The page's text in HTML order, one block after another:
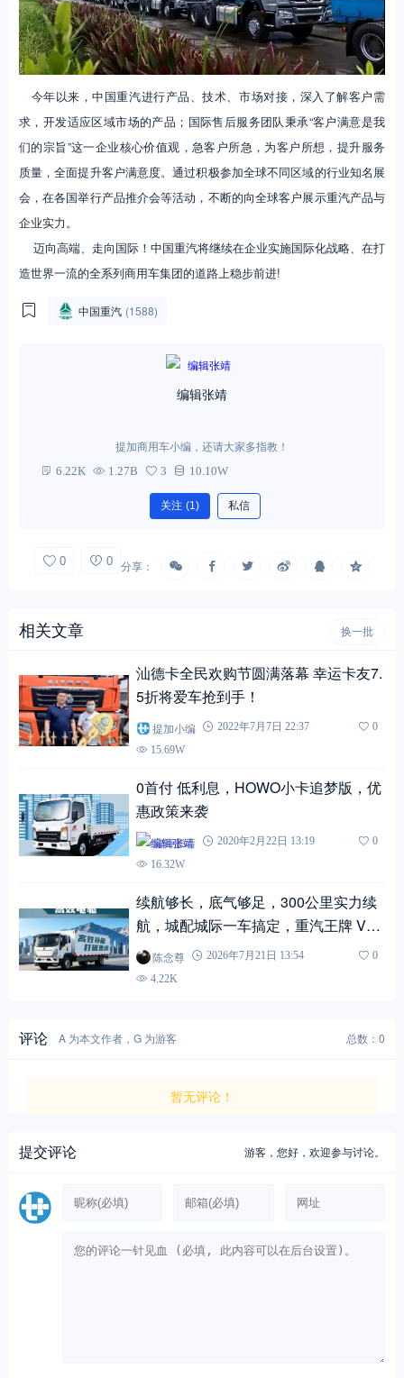
今年以来，中国重汽进行产品、技术、市场对接，深入了解客户需
求，开发适应区域市场的产品；国际售后服务团队秉承“客户满意是我
们的宗旨”这一企业核心价值观，急客户所急，为客户所想，提升服务
质量，全面提升客户满意度。通过积极参加全球不同区域的行业知名展
会，在各国举行产品推介会等活动，不断的向全球客户展示重汽产品与
企业实力。
迈向高端、走向国际！中国重汽将继续在企业实施国际化战略、在打
造世界一流的全系列商用车集团的道路上稳步前进!
中国重汽 (1588)
编辑张靖
提加商用车小编，还请大家多指教！
6.22K 1.27B 3 10.10W
关注 (1) 私信
0 0 分享：
相关文章 换一批
汕德卡全民欢购节圆满落幕 幸运卡友7.
5折将爱车抢到手！￼
提加小编 2022年7月7日 22:37
0
15.69W
0首付 低利息，HOWO小卡追梦版，优
惠政策来袭
编辑张靖 2020年2月22日 13:19
0
16.32W
续航够长，底气够足，300公里实力续
航，城配城际一车搞定，重汽王牌 V3-
X EV 载货车！
陈念尊 2026年7月21日 13:54
0
4.22K
评论 A 为本文作者，G 为游客 总数：0
暂无评论！
提交评论 游客，您好，欢迎参与讨论。